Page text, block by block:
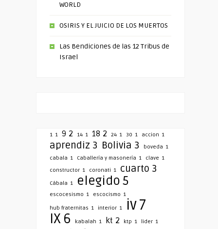
WORLD
OSIRIS Y EL JUICIO DE LOS MUERTOS
Las Bendiciones de las 12 Tribus de
Israel
1 1 9 2 14 1 18 2 24 1 30 1 accion 1
aprendiz 3 Bolivia 3 boveda 1
cabala 1 Caballería y masonería 1 clave 1
constructor 1 coronati 1 cuarto 3
Cábala 1 elegido5
escocesismo 1 escocismo 1
hub fraternitas 1 interior 1 iv7
IX 6 kabalah 1 kt 2 ktp 1 lider 1